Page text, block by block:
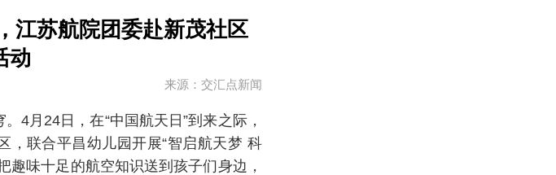
江苏航院团委赴新茂社区
动
来源：交汇点新闻
4月24日，在“中国航天日”到来之际，
，联合平昌幼儿园开展“智启航天梦 科
趣味十足的航空知识送到孩子们身边，